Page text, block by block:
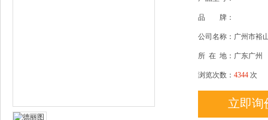
品 牌：
公司名称：广州市裕
所 在 地：广东广州
浏览次数： 4344 次
立即询